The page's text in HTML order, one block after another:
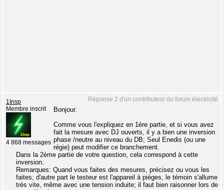
Réponse 2 d'un contributeur du forum électricité
1Insp
Membre inscrit
4 868 messages
Bonjour.
Comme vous l'expliquez en 1ère partie, et si vous avez
fait la mesure avec DJ ouverts, il y a bien une inversion
phase /neutre au niveau du DB; Seul Enedis (ou une
régie) peut modifier ce branchement.
Dans la 2ème partie de votre question, cela correspond à cette
inversion.
Remarques: Quand vous faites des mesures, précisez ou vous les
faites; d'autre part le testeur est l'appareil à pièges, le témoin s'allume
très vite, même avec une tension induite; il faut bien raisonner lors de